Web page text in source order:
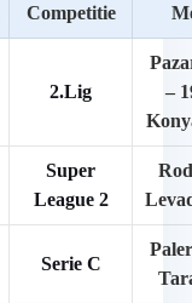
Competitie
2.Lig
–
Super
League 2
Serie C